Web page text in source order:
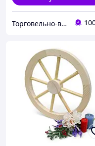
Торговельно-виробнича компанія "ДОМЗА"